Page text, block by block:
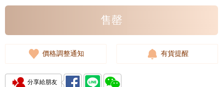
售罄
價格調整通知 有貨提醒
分享給朋友